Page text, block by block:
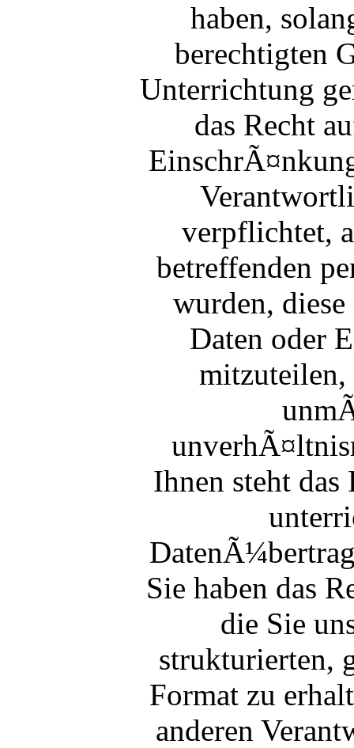
haben,
berechtigten
Unterrichtung
das Recht
verpflichtet,
betreffenden
wurden,
Daten oder
mitzuteilen,
Ihnen steht
Sie haben das
die Sie
strukturierten,
Format zu
anderen